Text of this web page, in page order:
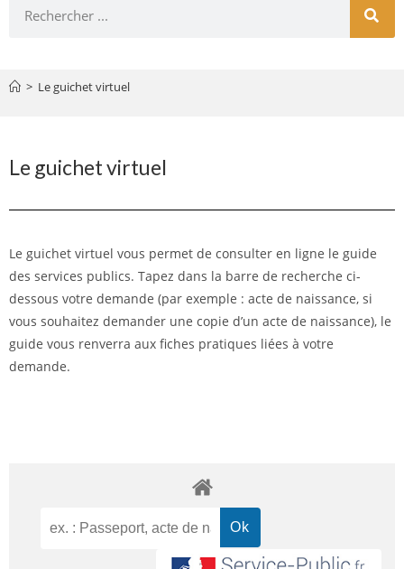
> Le guichet virtuel
Le guichet virtuel
Le guichet virtuel vous permet de consulter en ligne le guide
des services publics. Tapez dans la barre de recherche ci-
dessous votre demande (par exemple : acte de naissance, si
vous souhaitez demander une copie d’un acte de naissance), le
guide vous renverra aux fiches pratiques liées à votre
demande.